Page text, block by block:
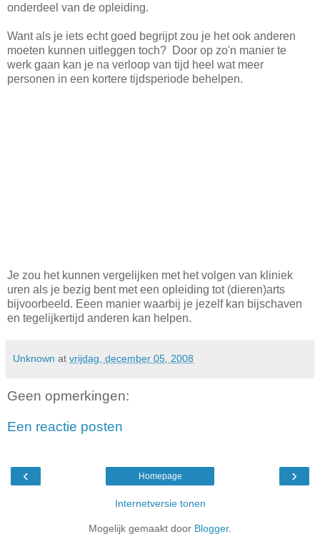
onderdeel van de opleiding.
Want als je iets echt goed begrijpt zou je het ook anderen
moeten kunnen uitleggen toch? Door op zo'n manier te
werk gaan kan je na verloop van tijd heel wat meer
personen in een kortere tijdsperiode behelpen.
Je zou het kunnen vergelijken met het volgen van kliniek
uren als je bezig bent met een opleiding tot (dieren)arts
bijvoorbeeld. Eeen manier waarbij je jezelf kan bijschaven
en tegelijkertijd anderen kan helpen.
Unknown at vrijdag, december 05, 2008
Geen opmerkingen:
Een reactie posten
‹ ›
Homepage
Internetversie tonen
Mogelijk gemaakt door Blogger.